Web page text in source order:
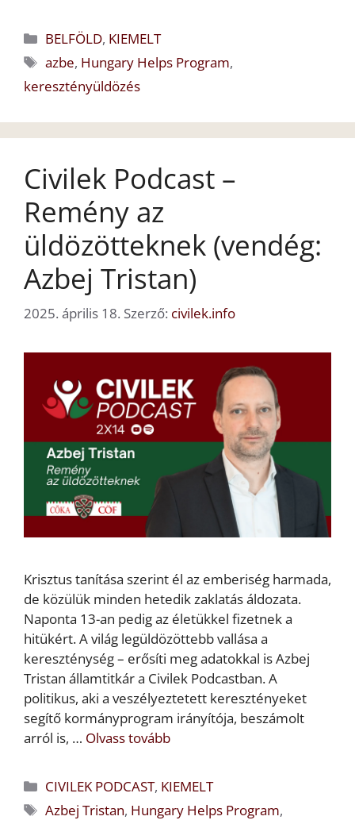
Kategória
BELFÖLD, KIEMELT
Címkék
azbe, Hungary Helps Program,
keresztényüldözés
Civilek Podcast –
Remény az
üldözötteknek (vendég:
Azbej Tristan)
2025. április 18. Szerző: civilek.info
Krisztus tanítása szerint él az emberiség harmada,
de közülük minden hetedik zaklatás áldozata.
Naponta 13-an pedig az életükkel fizetnek a
hitükért. A világ legüldözöttebb vallása a
kereszténység – erősíti meg adatokkal is Azbej
Tristan államtitkár a Civilek Podcastban. A
politikus, aki a veszélyeztetett keresztényeket
segítő kormányprogram irányítója, beszámolt
arról is, … Olvass tovább
Kategória
CIVILEK PODCAST, KIEMELT
Címkék
Azbej Tristan, Hungary Helps Program,